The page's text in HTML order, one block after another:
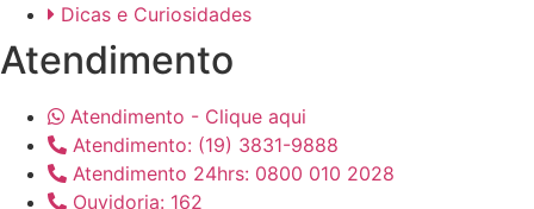
Dicas e Curiosidades
Atendimento
Atendimento - Clique aqui
Atendimento: (19) 3831-9888
Atendimento 24hrs: 0800 010 2028
Ouvidoria: 162